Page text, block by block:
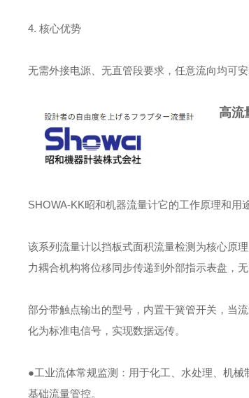
4. 核心优势
无需外接电源、无直管段要求，任意流向均可
高流
SHOWA-KK昭和机器流量计它的工作原理和用
该系列流量计以挡板式面积流量检测为核心原
力耦合机构将位移同步传递到外部指示表盘，
部分带触点输出的型号，内置干簧管开关，当
化为标准电信号，实现数据远传。
●工业流体常规监测：用于化工、水处理、机
基础流量管控。